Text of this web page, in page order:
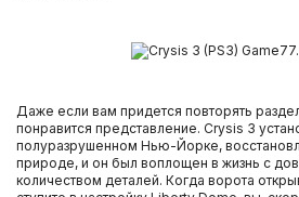
Даже если вам придется повторять
понравится представление. Crysis 3
полуразрушенном Нью-Йорке,
природе, и он был воплощен в жизнь с
количеством деталей. Когда ворота